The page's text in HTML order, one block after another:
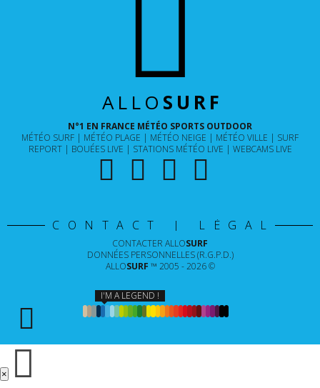
ALLO SURF
N°1 EN FRANCE MÉTÉO SPORTS OUTDOOR
MÉTÉO SURF
MÉTÉO PLAGE MÉTÉO NEIGE MÉTÉO VILLE
SURF
REPORT
BOUÉES LIVE STATIONS MÉTÉO LIVE WEBCAMS LIVE
CONTACT | LÉGAL
CONTACTER ALLOSURF
DONNÉES PERSONNELLES (R.G.P.D.)
ALLOSURF ™ 2005 - 2026 ©
I'M A LEGEND !
×